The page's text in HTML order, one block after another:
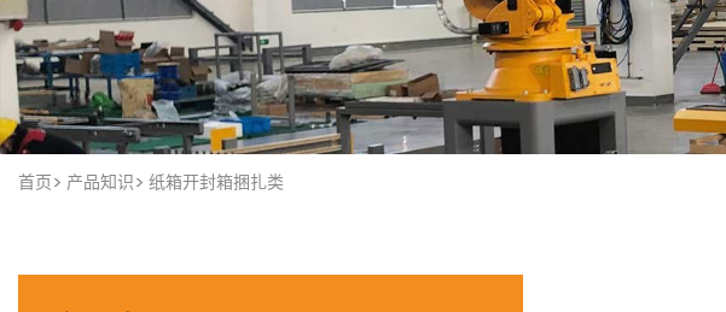
首页 产品知识 纸箱开封箱捆扎类